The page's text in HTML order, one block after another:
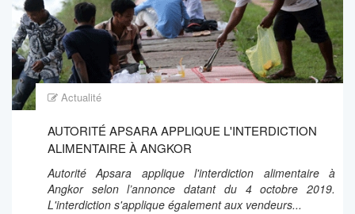
Actualité
AUTORITÉ APSARA APPLIQUE L'INTERDICTION
ALIMENTAIRE À ANGKOR
Autorité Apsara applique l'interdiction alimentaire à
Angkor selon l’annonce datant du 4 octobre 2019.
L'interdiction s'applique également aux vendeurs...